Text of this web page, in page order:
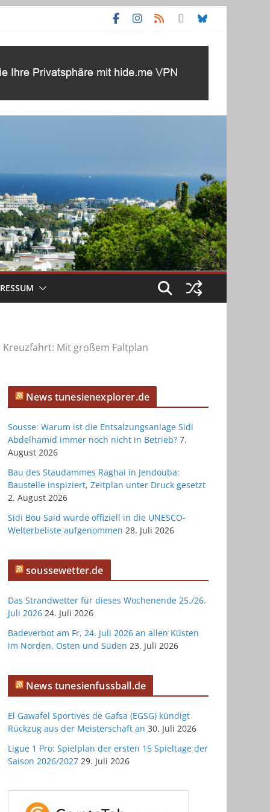
Mit großem Faltplan
News tunesienexplorer.de
Sousse: Warum ist die Entsalzungsanlage Sidi
Abdelhamid immer noch nicht in Betrieb? 7.
August 2026
Bau des Staudammes Raghai in Jendouba:
Baustelle inspiziert, Zeitplan unter Druck gesetzt
2. August 2026
Sidi Bou Said wurde offiziell in die UNESCO-
Welterbeliste aufgenommen 28. Juli 2026
soussewetter.de
Das Strandwetter für dieses Wochenende 25./26.
Juli 2026 24. Juli 2026
Badeverbot am Fr, 24. Juli 2026 an allen Küsten
im Norden, Osten und Süden 23. Juli 2026
News tunesienfussball.de
El Gawafel Sportives de Gafsa (EGSG) kündigt
Rückzug aus der Meisterschaft an 30. Juli 2026
Ligue 1 Pro: Spielplan der ersten 15 Spieltage der
Saison 2026/2027 29. Juli 2026